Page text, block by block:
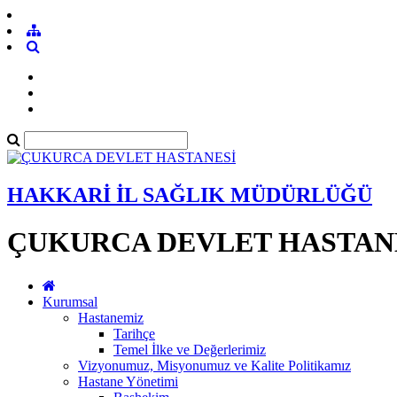
HAKKARİ İL SAĞLIK MÜDÜRLÜĞÜ
ÇUKURCA DEVLET
Kurumsal
Hastanemiz
Tarihçe
Temel İlke ve Değerlerimiz
Vizyonumuz, Misyonumuz ve Kalite Politikamız
Hastane Yönetimi